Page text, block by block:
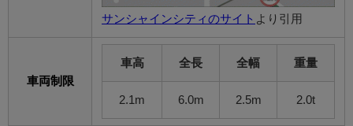
サンシャインシティのサイト より引用
車両制限
車高 全長 全幅 重量
2.1m 6.0m 2.5m 2.0t